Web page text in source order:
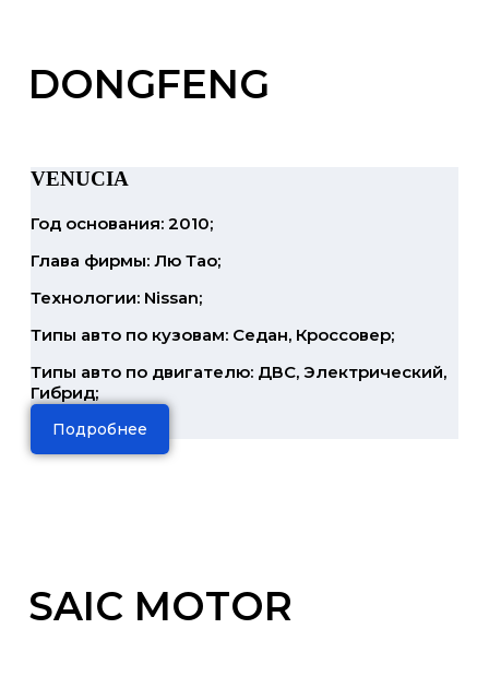
DONGFENG
VENUCIA
Год основания: 2010;
Глава фирмы: Лю Тао;
Технологии: Nissan;
Типы авто по кузовам: Седан, Кроссовер;
Типы авто по двигателю: ДВС, Электрический,
Гибрид;
Подробнее
SAIC MOTOR